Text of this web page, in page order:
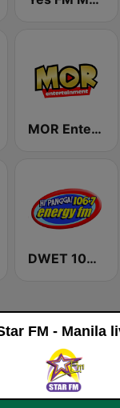
MOR Entertainment
DWET 106.7 Energy FM
FM - Manila